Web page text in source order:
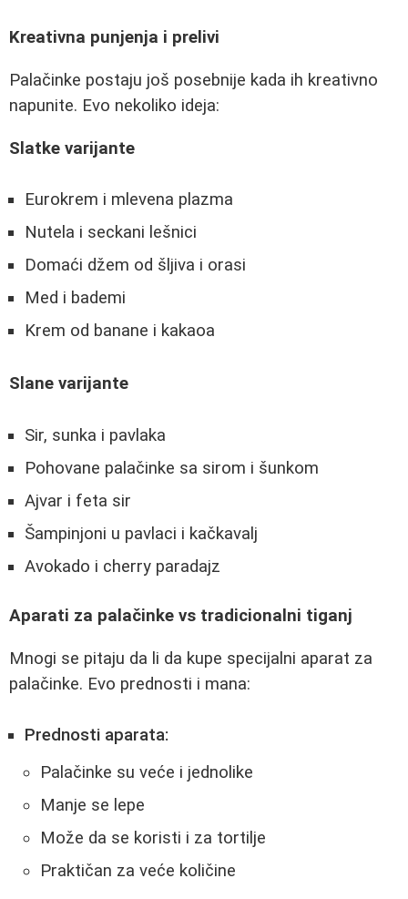
Kreativna punjenja i prelivi
Palačinke postaju još posebnije kada ih kreativno
napunite. Evo nekoliko ideja:
Slatke varijante
Eurokrem i mlevena plazma
Nutela i seckani lešnici
Domaći džem od šljiva i orasi
Med i bademi
Krem od banane i kakaoa
Slane varijante
Sir, sunka i pavlaka
Pohovane palačinke sa sirom i šunkom
Ajvar i feta sir
Šampinjoni u pavlaci i kačkavalj
Avokado i cherry paradajz
Aparati za palačinke vs tradicionalni tiganj
Mnogi se pitaju da li da kupe specijalni aparat za
palačinke. Evo prednosti i mana:
Prednosti aparata:
Palačinke su veće i jednolike
Manje se lepe
Može da se koristi i za tortilje
Praktičan za veće količine